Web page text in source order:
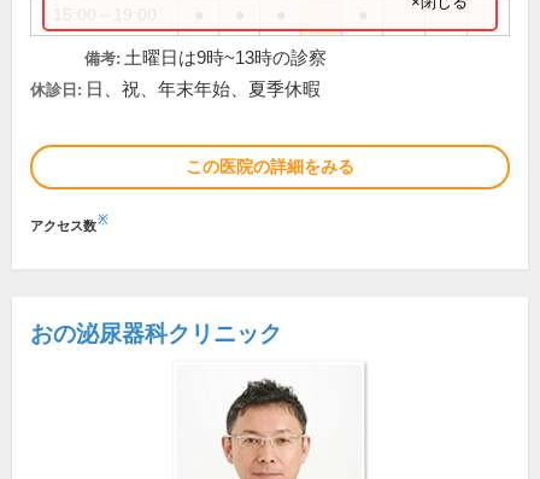
備考: 土曜日は9時~13時の診察
休診日: 日、祝、年末年始、夏季休暇
この医院の詳細をみる
アクセス数※
おの泌尿器科クリニック